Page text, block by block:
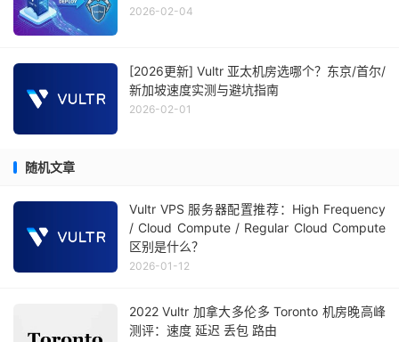
2026-02-04
[2026更新] Vultr 亚太机房选哪个？东京/首尔/
新加坡速度实测与避坑指南
2026-02-01
随机文章
Vultr VPS 服务器配置推荐：High Frequency
/ Cloud Compute / Regular Cloud Compute
区别是什么？
2026-01-12
2022 Vultr 加拿大多伦多 Toronto 机房晚高峰
测评：速度 延迟 丢包 路由